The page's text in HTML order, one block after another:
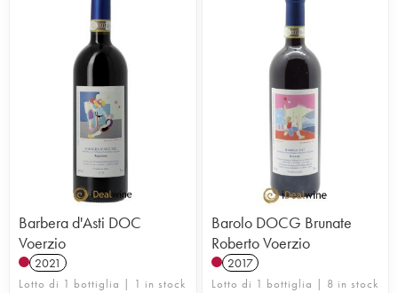
Barbera d'Asti DOC
Voerzio
2021
Lotto di 1 bottiglia | 1 in stock
Barolo DOCG Brunate
Roberto Voerzio
2017
Lotto di 1 bottiglia | 8 in stock